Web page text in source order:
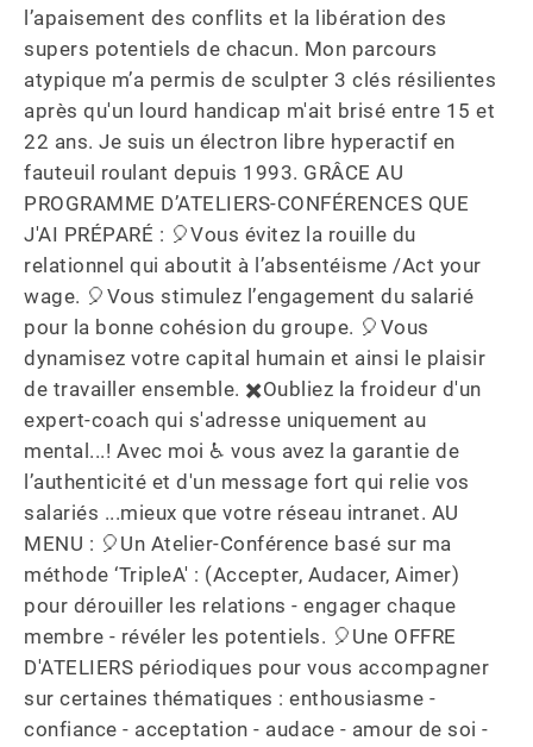
l’apaisement des conflits et la libération des
supers potentiels de chacun. Mon parcours
atypique m’a permis de sculpter 3 clés résilientes
après qu'un lourd handicap m'ait brisé entre 15 et
22 ans. Je suis un électron libre hyperactif en
fauteuil roulant depuis 1993. GRÂCE AU
PROGRAMME D’ATELIERS-CONFÉRENCES QUE
J'AI PRÉPARÉ : 🎈Vous évitez la rouille du
relationnel qui aboutit à l’absentéisme /Act your
wage. 🎈Vous stimulez l’engagement du salarié
pour la bonne cohésion du groupe. 🎈Vous
dynamisez votre capital humain et ainsi le plaisir
de travailler ensemble. ✖️Oubliez la froideur d'un
expert-coach qui s'adresse uniquement au
mental...! Avec moi ♿️ vous avez la garantie de
l’authenticité et d'un message fort qui relie vos
salariés ...mieux que votre réseau intranet. AU
MENU : 🎈Un Atelier-Conférence basé sur ma
méthode ‘TripleA' : (Accepter, Audacer, Aimer)
pour dérouiller les relations - engager chaque
membre - révéler les potentiels. 🎈Une OFFRE
D'ATELIERS périodiques pour vous accompagner
sur certaines thématiques : enthousiasme -
confiance - acceptation - audace - amour de soi -